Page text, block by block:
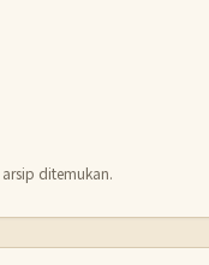
ditemukan.